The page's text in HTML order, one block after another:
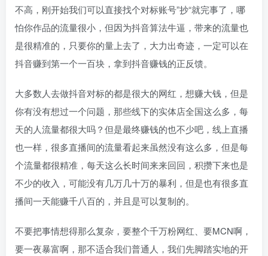
不高，刚开始我们可以直接找个对标账号”抄“就完事了，哪
怕你作品的流量很小，但因为抖音算法牛逼，带来的流量也
是很精准的，只要你的量上去了，大力出奇迹，一定可以在
抖音赚到第一个一百块，拿到抖音赚钱的正反馈。
大多数人去做抖音对标的都是很大的网红，想赚大钱，但是
你有没有想过一个问题，那些线下的实体店全国这么多，每
天的人流量都很大吗？但是最终赚钱的也不少吧，线上直播
也一样，很多直播间的流量看起来虽然没有这么多，但是每
个流量都很精准，每天这么长时间来来回回，积攒下来也是
不少的收入，可能没有几万几十万的暴利，但是也有很多直
播间一天能赚千八百的，并且是可以复制的。
不要把事情想得那么复杂，要整个千万粉网红、要MCN啊，
要一夜暴富啊，那不适合我们普通人，我们先脚踏实地的开